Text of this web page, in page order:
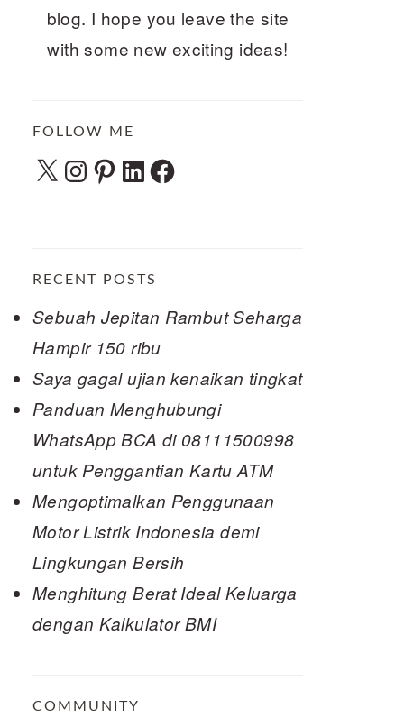
blog. I hope you leave the site
with some new exciting ideas!
FOLLOW ME
X Instagram
Pinterest
LinkedInFacebook
RECENT POSTS
Sebuah Jepitan Rambut Seharga
Hampir 150 ribu
Saya gagal ujian kenaikan tingkat
Panduan Menghubungi
WhatsApp BCA di 08111500998
untuk Penggantian Kartu ATM
Mengoptimalkan Penggunaan
Motor Listrik Indonesia demi
Lingkungan Bersih
Menghitung Berat Ideal Keluarga
dengan Kalkulator BMI
COMMUNITY